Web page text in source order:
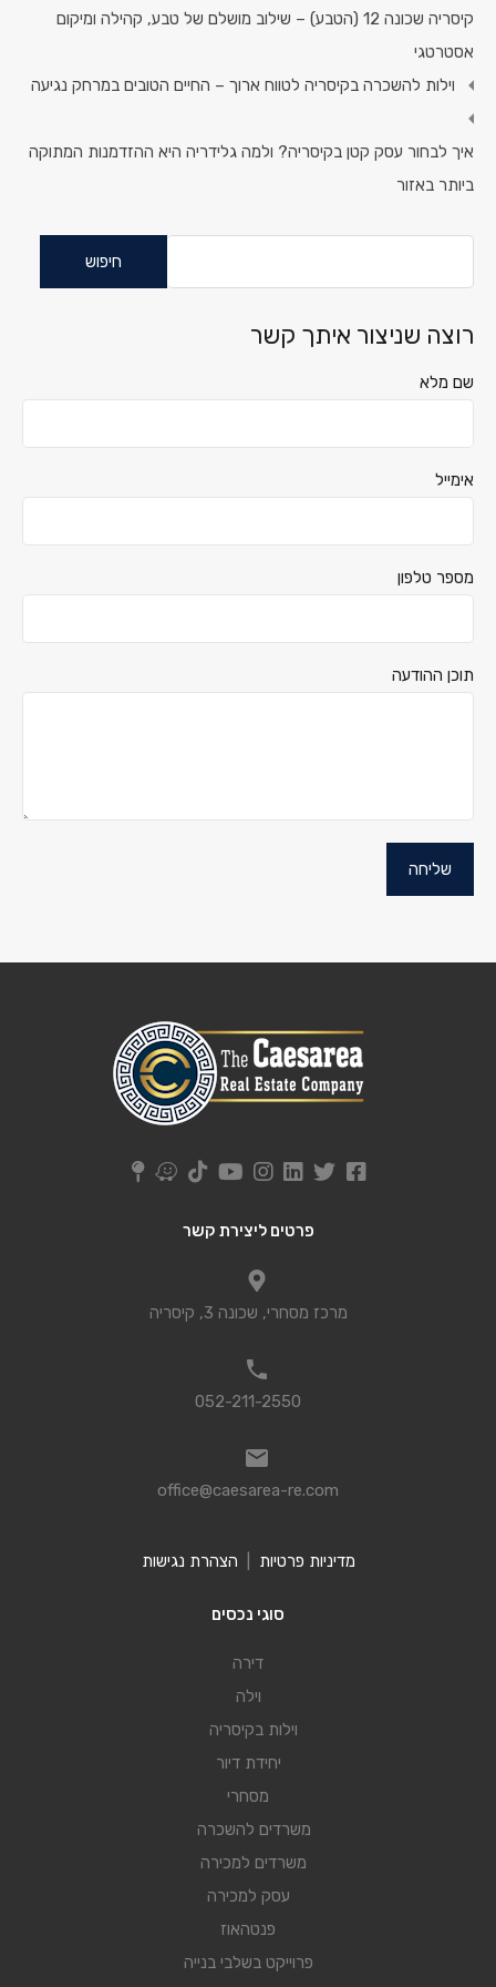
קיסריה שכונה 12 (הטבע) – שילוב מושלם של טבע, קהילה ומיקום
אסטרטגי
וילות להשכרה בקיסריה לטווח ארוך – החיים הטובים במרחק נגיעה
איך לבחור עסק קטן בקיסריה? ולמה גלידריה היא ההזדמנות המתוקה
ביותר באזור
רוצה שניצור איתך קשר
שם מלא
אימייל
מספר טלפון
תוכן ההודעה
פרטים ליצירת קשר
מרכז מסחרי, שכונה 3, קיסריה
052-211-2550
office@caesarea-re.com
מדיניות פרטיות הצהרת נגישות
סוגי נכסים
דירה
וילה
וילות בקיסריה
יחידת דיור
מסחרי
משרדים להשכרה
משרדים למכירה
עסק למכירה
פנטהאוז
פרוייקט בשלבי בנייה